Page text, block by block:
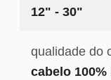
12" - 30"
qualidade do
cabelo